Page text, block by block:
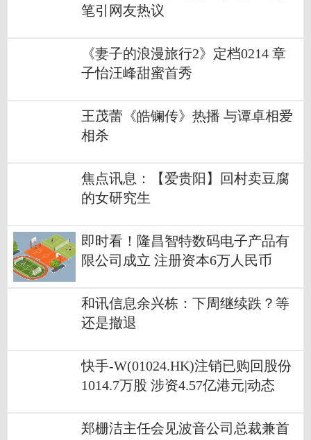
笔引网友热议
《妻子的浪漫旅行2》定档0214 章
子怡汪峰甜蜜首秀
王茂蕾《皓镧传》热播 与谭卓相爱
相杀
焦点讯息：【爱贵阳】回村卖豆腐
的女研究生
即时看！隆昌智特数码电子产品有
限公司成立 注册资本6万人民币
和讯信息余兴栋：下周继续跌？等
还是撤退
快手-W(01024.HK)注销已购回股份
1014.7万股 涉资4.57亿港元|动态
郑栅洁主任会见波音公司总裁兼首